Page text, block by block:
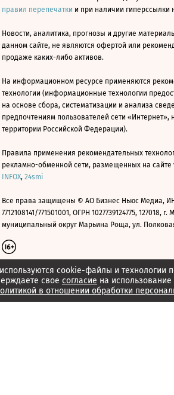
cookie-файлы и технологии
свое согласие на
в отношении обработки
правил перепечатки и при наличии гиперссылки
Новости, аналитика, прогнозы и другие
данном сайте, не являются офертой или
продаже каких-либо активов.
На информационном ресурсе применяются
технологии (информационные технологии
на основе сбора, систематизации и анализа
предпочтениям пользователей сети «Интернет»,
территории Российской Федерации).
Правила применения рекомендательных
рекламно-обменной сети, размещенных на сайте
INFOX, 24smi
Все права защищены © АО Бизнес Ньюс Медиа,
7712108141/771501001, ОГРН 1027739124775, 127018, г.
муниципальный округ Марьина Роща, ул.